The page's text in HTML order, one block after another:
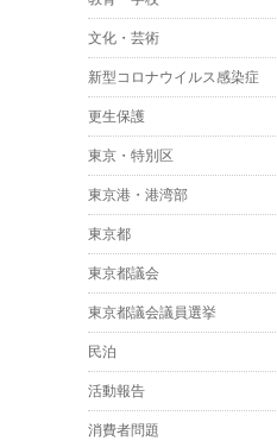
文化・芸術
新型コロナウイルス感染症
更生保護
東京・特別区
東京港・港湾部
東京都
東京都議会
東京都議会議員選挙
民泊
活動報告
消費者問題